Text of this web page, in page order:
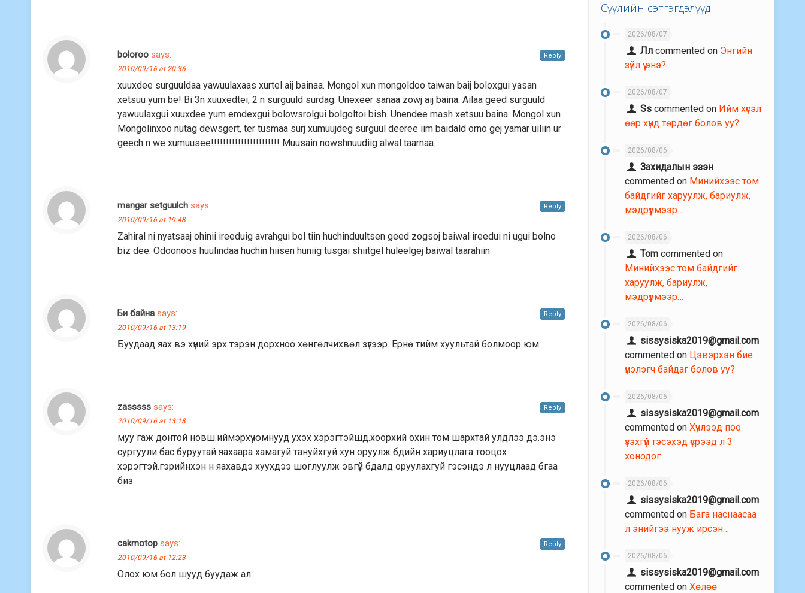
boloroo says:
2010/09/16 at 20:36
xuuxdee surguuldaa yawuulaxaas xurtel aij bainaa. Mongol xun mongoldoo taiwan baij boloxgui yasan
xetsuu yum be! Bi 3n xuuxedtei, 2 n surguuld surdag. Unexeer sanaa zowj aij baina. Ailaa geed surguuld
yawuulaxgui xuuxdee yum emdexgui bolowsrolgui bolgoltoi bish. Unendee mash xetsuu baina. Mongol xun
Mongolinxoo nutag dewsgert, ter tusmaa surj xumuujdeg surguul deeree iim baidald orno gej yamar uiliin ur
geech n we xumuusee!!!!!!!!!!!!!!!!!!!!!!! Muusain nowshnuudiig alwal taarnaa.
Reply
mangar setguulch says:
2010/09/16 at 19:48
Zahiral ni nyatsaaj ohinii ireeduig avrahgui bol tiin huchinduultsen geed zogsoj baiwal ireedui ni ugui bolno
biz dee. Odoonoos huulindaa huchin hiisen huniig tusgai shiitgel huleelgej baiwal taarahiin
Reply
Би байна says:
2010/09/16 at 13:19
Буудаад яах вэ хүний эрх тэрэн дорхноо хөнгөлчихвөл зүгээр. Ернө тийм хуультай болмоор юм.
Reply
zasssss says:
2010/09/16 at 13:18
муу гаж донтой новш.иймэрхүү юмнууд ухэх хэрэгтэйшд.хоорхий охин том шархтай улдлээ дэ.энэ
сургуули бас буруутай яахаара хамагуй тануйхгуй хун оруулж бдийн хариуцлага тооцох
хэрэгтэй.гэрийнхэн н яахавдэ хуухдээ шоглуулж эвгүй бдалд оруулахгуй гэсэндэ л нууцлаад бгаа
биз
Reply
cakmotop says:
2010/09/16 at 12:23
Олох юм бол шууд буудаж ал.
Reply
Сүүлийн сэтгэгдэлүүд
2026/08/07
Лл commented on Энгийн
зүйл үү энэ?
2026/08/07
Ss commented on Ийм хүсэл
өөр хүнд төрдөг болов уу?
2026/08/06
Захидалын эзэн
commented on Минийхээс том
байдгийг харуулж, бариулж,
мэдрүүлмээр…
2026/08/06
Tom commented on
Минийхээс том байдгийг
харуулж, бариулж,
мэдрүүлмээр…
2026/08/06
sissysiska2019@gmail.com
commented on Цэвэрхэн бие
үнэлэгч байдаг болов уу?
2026/08/06
sissysiska2019@gmail.com
commented on Хүчлээд поо
үзэхгүй тэсэхэд үсрээд л 3
хонодог
2026/08/06
sissysiska2019@gmail.com
commented on Бага наснаасаа
л энийгээ нууж ирсэн…
2026/08/06
sissysiska2019@gmail.com
commented on Хөлөө